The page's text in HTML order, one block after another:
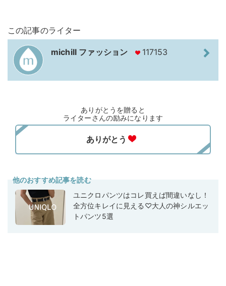
この記事のライター
michill ファッション 117153
ありがとうを贈ると
ライターさんの励みになります
他のおすすめ記事を読む
ユニクロパンツはコレ買えば間違いなし！
全方位キレイに見える♡大人の神シルエッ
トパンツ5選